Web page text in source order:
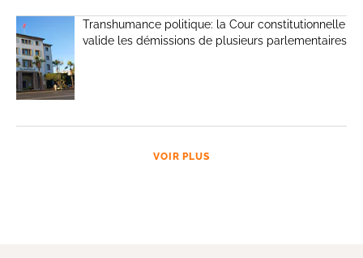
Transhumance politique: la Cour constitutionnelle
valide les démissions de plusieurs parlementaires
VOIR PLUS